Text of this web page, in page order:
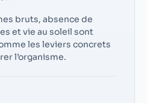
bruts, absence de
et vie au soleil sont
les leviers concrets
l’organisme.